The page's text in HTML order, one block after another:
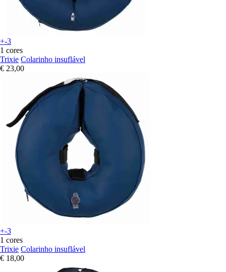
+-3
1 cores
Trixie Colarinho insuflável
€ 23,00
+-3
1 cores
Trixie Colarinho insuflável
€ 18,00